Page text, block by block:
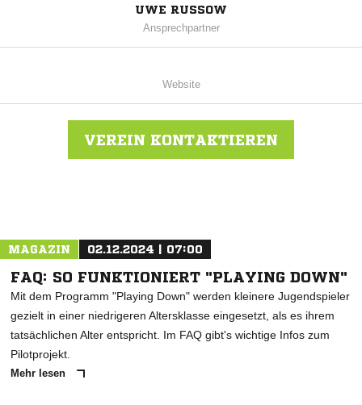
UWE RUSSOW
Ansprechpartner
Website
VEREIN KONTAKTIEREN
MAGAZIN 02.12.2024 | 07:00
FAQ: SO FUNKTIONIERT "PLAYING DOWN"
Mit dem Programm "Playing Down" werden kleinere Jugendspieler
gezielt in einer niedrigeren Altersklasse eingesetzt, als es ihrem
tatsächlichen Alter entspricht. Im FAQ gibt's wichtige Infos zum
Pilotprojekt.
Mehr lesen